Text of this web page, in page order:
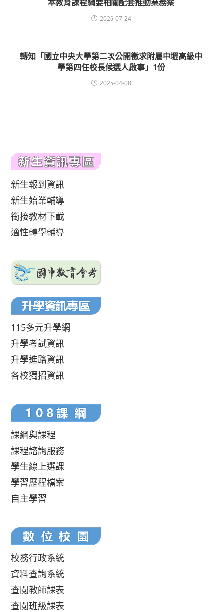
本教育課程綱要相關配套推動業務案
2026-07-24
轉知「國立中央大學第二次公開徵求附屬中壢高級中
學第四任校長候選人啟事」1份
2025-04-08
新生報到資訊
新生始業輔導
銜接教材下載
適性轉學輔導
115多元升學網
升學考試資訊
升學進路資訊
各校獨招資訊
課綱與課程
課程諮詢服務
學生線上選課
學習歷程檔案
自主學習
校務行政系統
資料查詢系統
查閱教師課表
查閱班級課表